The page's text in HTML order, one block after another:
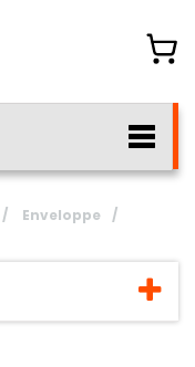
/ Enveloppe
/